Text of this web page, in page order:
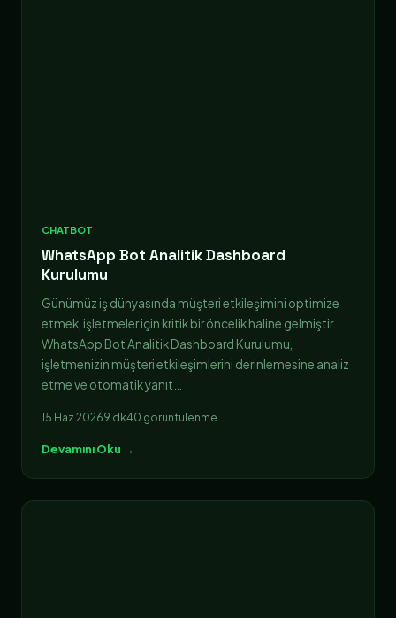
CHATBOT
WhatsApp Bot Analitik Dashboard
Kurulumu
Günümüz iş dünyasında müşteri etkileşimini optimize
etmek, işletmeler için kritik bir öncelik haline gelmiştir.
WhatsApp Bot Analitik Dashboard Kurulumu,
işletmenizin müşteri etkileşimlerini derinlemesine analiz
etme ve otomatik yanıt…
15 Haz 20269 dk40 görüntülenme
Devamını Oku →